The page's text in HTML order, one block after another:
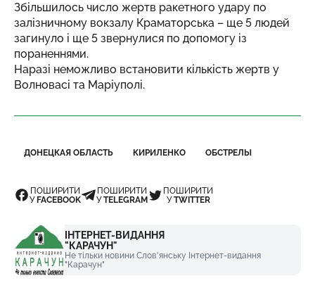
Збільшилось число жертв ракетного удару по
залізничному вокзалу Краматорська – ще 5 людей
загинуло і ще 5 звернулися по допомогу із
пораненнями.
Наразі неможливо встановити кількість жертв у
Волновасі та Маріуполі.
ДОНЕЦКАЯ ОБЛАСТЬ КИРИЛЕНКО ОБСТРЕЛЫ
ПОШИРИТИ
У FACEBOOK
ПОШИРИТИ
УTELEGRAM
ПОШИРИТИ
УTWITTER
ІНТЕРНЕТ-ВИДАННЯ
"КАРАЧУН"
Не тільки новини Слов'янську Інтернет-видання
"Карачун"